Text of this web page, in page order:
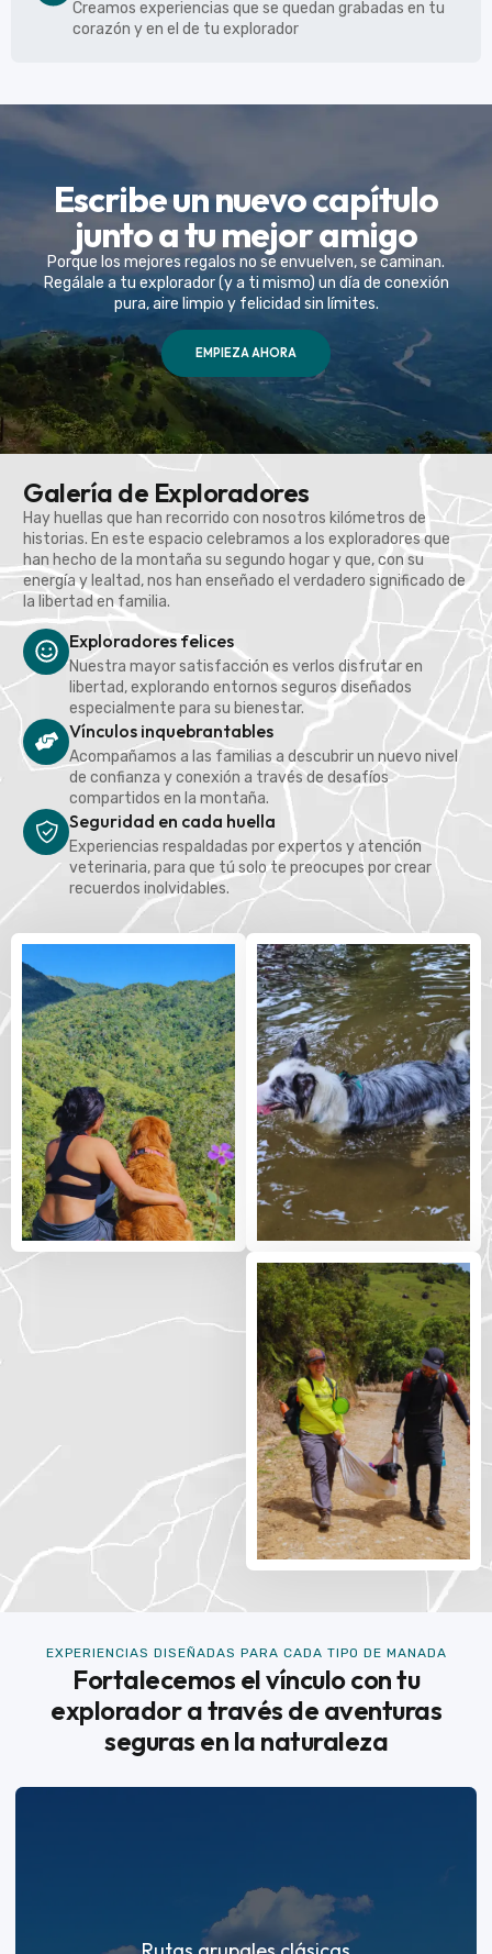
Creamos experiencias que se quedan grabadas en tu
corazón y en el de tu explorador
Escribe un nuevo capítulo
junto a tu mejor amigo
Porque los mejores regalos no se envuelven, se caminan.
Regálale a tu explorador (y a ti mismo) un día de conexión
pura, aire limpio y felicidad sin límites.
EMPIEZA AHORA
Galería de Exploradores
Hay huellas que han recorrido con nosotros kilómetros de
historias. En este espacio celebramos a los exploradores que
han hecho de la montaña su segundo hogar y que, con su
energía y lealtad, nos han enseñado el verdadero significado de
la libertad en familia.
Exploradores felices
Nuestra mayor satisfacción es verlos disfrutar en
libertad, explorando entornos seguros diseñados
especialmente para su bienestar.
Vínculos inquebrantables
Acompañamos a las familias a descubrir un nuevo nivel
de confianza y conexión a través de desafíos
compartidos en la montaña.
Seguridad en cada huella
Experiencias respaldadas por expertos y atención
veterinaria, para que tú solo te preocupes por crear
recuerdos inolvidables.
EXPERIENCIAS DISEÑADAS PARA CADA TIPO DE MANADA
Fortalecemos el vínculo con tu
explorador a través de aventuras
seguras en la naturaleza